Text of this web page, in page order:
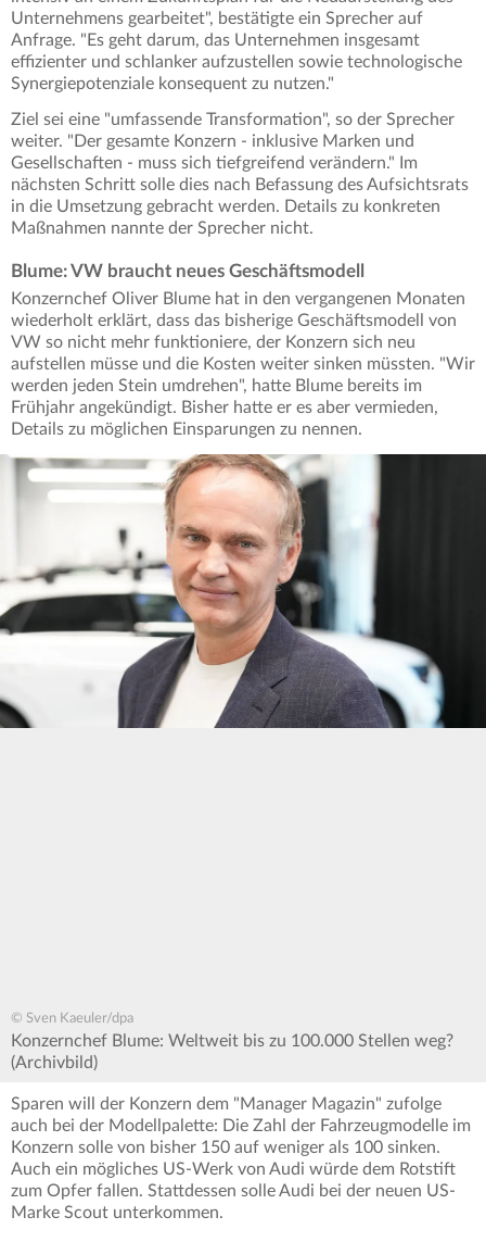
Unternehmens gearbeitet", bestätigte ein Sprecher auf
Anfrage. "Es geht darum, das Unternehmen insgesamt
effizienter und schlanker aufzustellen sowie technologische
Synergiepotenziale konsequent zu nutzen."
Ziel sei eine "umfassende Transformation", so der Sprecher
weiter. "Der gesamte Konzern - inklusive Marken und
Gesellschaften - muss sich tiefgreifend verändern." Im
nächsten Schritt solle dies nach Befassung des Aufsichtsrats
in die Umsetzung gebracht werden. Details zu konkreten
Maßnahmen nannte der Sprecher nicht.
Blume: VW braucht neues Geschäftsmodell
Konzernchef Oliver Blume hat in den vergangenen Monaten
wiederholt erklärt, dass das bisherige Geschäftsmodell von
VW so nicht mehr funktioniere, der Konzern sich neu
aufstellen müsse und die Kosten weiter sinken müssten. "Wir
werden jeden Stein umdrehen", hatte Blume bereits im
Frühjahr angekündigt. Bisher hatte er es aber vermieden,
Details zu möglichen Einsparungen zu nennen.
© Sven Kaeuler/dpa
Konzernchef Blume: Weltweit bis zu 100.000 Stellen weg?
(Archivbild)
Sparen will der Konzern dem "Manager Magazin" zufolge
auch bei der Modellpalette: Die Zahl der Fahrzeugmodelle im
Konzern solle von bisher 150 auf weniger als 100 sinken.
Auch ein mögliches US-Werk von Audi würde dem Rotstift
zum Opfer fallen. Stattdessen solle Audi bei der neuen US-
Marke Scout unterkommen.